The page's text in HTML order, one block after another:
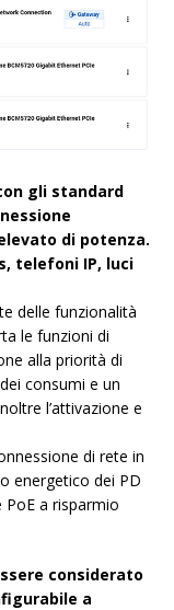
gli standard
di potenza.
telefoni IP, luci
delle funzionalità
le funzioni di
alla priorità di
consumi e un
l’attivazione e
di rete in
energetico dei PD
a risparmio
considerato
a